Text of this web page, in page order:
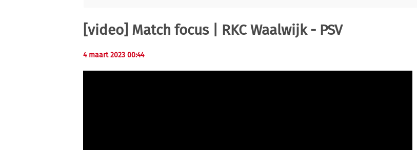
[video] Match focus | RKC Waalwijk - PSV
4 maart 2023 00:44